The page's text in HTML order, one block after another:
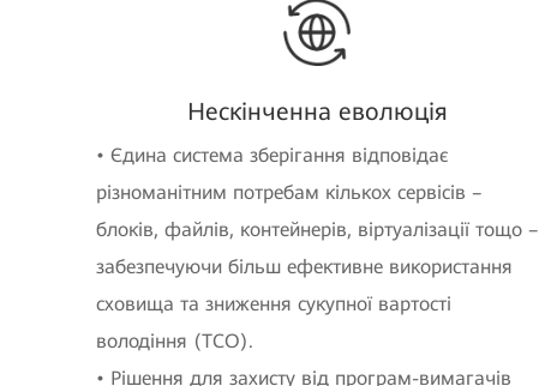
Нескінченна еволюція
• Єдина система зберігання відповідає
різноманітним потребам кількох сервісів –
блоків, файлів, контейнерів, віртуалізації тощо –
забезпечуючи більш ефективне використання
сховища та зниження сукупної вартості
володіння (TCO).
• Рішення для захисту від програм-вимагачів